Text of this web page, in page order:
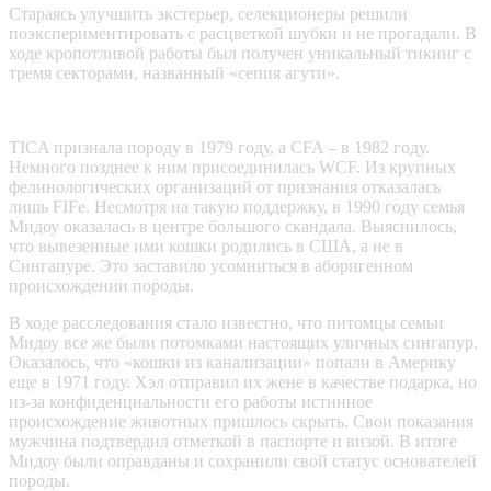
Стараясь улучшить экстерьер, селекционеры решили
поэкспериментировать с расцветкой шубки и не прогадали. В
ходе кропотливой работы был получен уникальный тикинг с
тремя секторами, названный «сепия агути».
TICA признала породу в 1979 году, а CFA – в 1982 году.
Немного позднее к ним присоединилась WCF. Из крупных
фелинологических организаций от признания отказалась
лишь FIFe. Несмотря на такую поддержку, в 1990 году семья
Мидоу оказалась в центре большого скандала. Выяснилось,
что вывезенные ими кошки родились в США, а не в
Сингапуре. Это заставило усомниться в аборигенном
происхождении породы.
В ходе расследования стало известно, что питомцы семьи
Мидоу все же были потомками настоящих уличных сингапур.
Оказалось, что «кошки из канализации» попали в Америку
еще в 1971 году. Хэл отправил их жене в качестве подарка, но
из-за конфиденциальности его работы истинное
происхождение животных пришлось скрыть. Свои показания
мужчина подтвердил отметкой в паспорте и визой. В итоге
Мидоу были оправданы и сохранили свой статус основателей
породы.